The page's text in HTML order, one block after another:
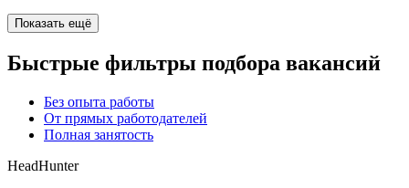
Показать ещё
Быстрые фильтры подбора вакансий
Без опыта работы
От прямых работодателей
Полная занятость
HeadHunter